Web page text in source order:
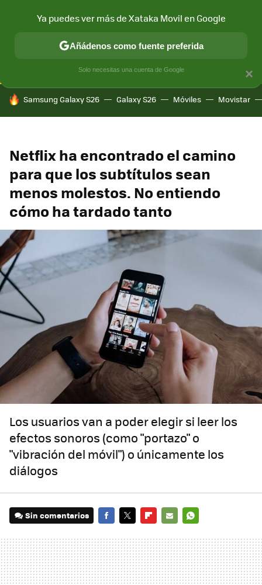
CONECTIVIDAD MÓVIL Y SOCIEDAD APLICACIONES
HOY SE HABLA DE
Samsung Galaxy S26 Galaxy S26 Móviles Movistar
Netflix ha encontrado el camino
para que los subtítulos sean
menos molestos. No entiendo
cómo ha tardado tanto
Los usuarios van a poder elegir si leer los
efectos sonoros (como "portazo" o
"vibración del móvil") o únicamente los
diálogos
Sin comentarios
MAIL
×
Ya puedes ver más de Xataka Movil en Google
Añádenos como fuente preferida
Solo necesitas una cuenta de Google